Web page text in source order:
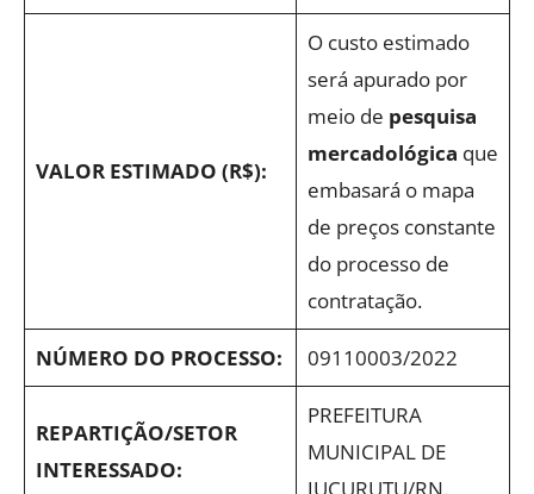
VALOR ESTIMADO (R$):
O custo estimado
será apurado por
meio de pesquisa
mercadológica que
embasará o mapa
de preços constante
do processo de
contratação.
NÚMERO DO PROCESSO: 09110003/2022
REPARTIÇÃO/SETOR
INTERESSADO:
PREFEITURA
MUNICIPAL DE